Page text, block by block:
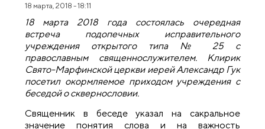
18 марта, 2018 - 18:11
18 марта 2018 года состоялась очередная
встреча подопечных исправительного
учреждения открытого типа № 25 с
православным священнослужителем. Клирик
Свято-Марфинской церкви иерей Александр Гук
посетил окормляемое приходом учреждения с
беседой о сквернословии.
Священник в беседе указал на сакральное
значение понятия слова и на важность